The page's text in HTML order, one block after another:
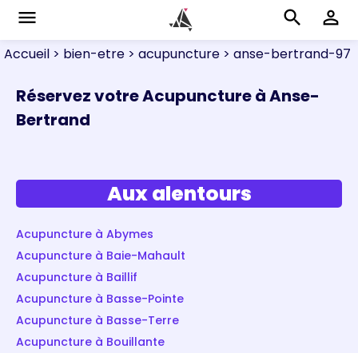
menu search perm_identity
Accueil > bien-etre > acupuncture > anse-bertrand-97
Réservez votre Acupuncture à Anse-
Bertrand
Aux alentours
Acupuncture à Abymes
Acupuncture à Baie-Mahault
Acupuncture à Baillif
Acupuncture à Basse-Pointe
Acupuncture à Basse-Terre
Acupuncture à Bouillante